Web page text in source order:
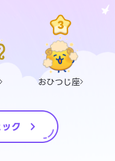
おひつじ座